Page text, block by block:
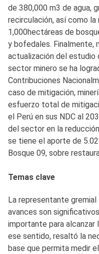
de 380,000 m3 de agua,
recirculación, así como
1,000hectáreas de
y bofedales. Finalmente,
actualización del
sector minero se ha
Contribuciones
caso de mitigación,
esfuerzo total de
el Perú en sus NDC al
del sector en la
se tiene el aporte de
Bosque 09, sobre
Temas clave
La representante
avances son
importante para alcanzar
ese sentido, resaltó la
base que permita medir